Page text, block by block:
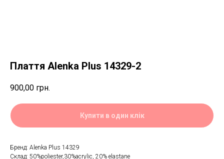
Плаття Alenka Plus 14329-2
900,00 грн.
Купити в один клік
Бренд: Alenka Plus 14329
Склад: 50%poliester,30%acrylic, 20% elastane